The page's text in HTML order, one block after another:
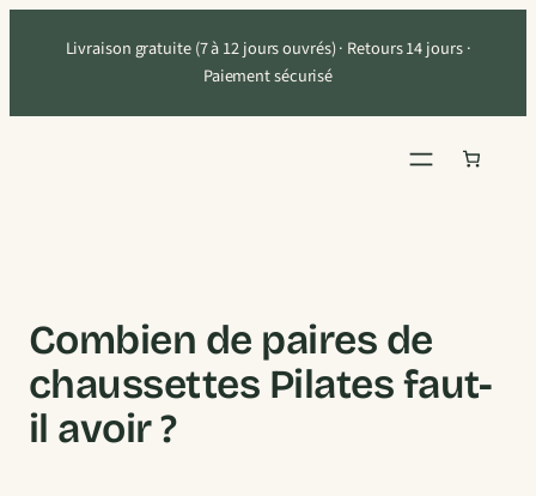
Livraison gratuite (7 à 12 jours ouvrés) · Retours 14 jours ·
Paiement sécurisé
Combien de paires de
chaussettes Pilates faut-
il avoir ?